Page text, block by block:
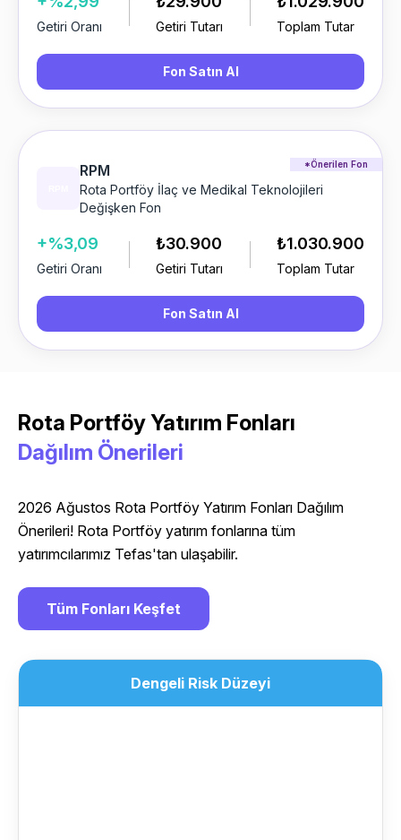
Getiri Oranı Getiri Tutarı Toplam Tutar
Fon Satın Al
*Önerilen Fon
RPM
Rota Portföy İlaç ve Medikal Teknolojileri
Değişken Fon
+%3,09
Getiri Oranı
₺30.900
Getiri Tutarı
₺1.030.900
Toplam Tutar
Fon Satın Al
Rota Portföy Yatırım Fonları
Dağılım Önerileri
2026 Ağustos Rota Portföy Yatırım Fonları Dağılım
Önerileri! Rota Portföy yatırım fonlarına tüm
yatırımcılarımız Tefas'tan ulaşabilir.
Tüm Fonları Keşfet
Dengeli Risk Düzeyi